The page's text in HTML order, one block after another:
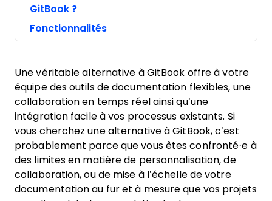
GitBook ?
Fonctionnalités
Une véritable alternative à GitBook offre à votre
équipe des outils de documentation flexibles, une
collaboration en temps réel ainsi qu’une
intégration facile à vos processus existants. Si
vous cherchez une alternative à GitBook, c’est
probablement parce que vous êtes confronté·e à
des limites en matière de personnalisation, de
collaboration, ou de mise à l’échelle de votre
documentation au fur et à mesure que vos projets